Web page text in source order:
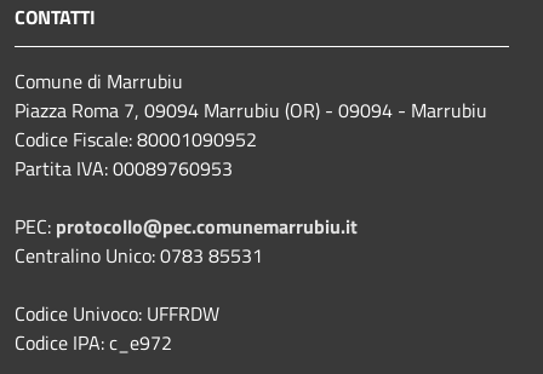
CONTATTI
Comune di Marrubiu
Piazza Roma 7, 09094 Marrubiu (OR) - 09094 - Marrubiu
Codice Fiscale: 80001090952
Partita IVA: 00089760953
PEC: protocollo@pec.comunemarrubiu.it
Centralino Unico: 0783 85531
Codice Univoco: UFFRDW
Codice IPA: c_e972